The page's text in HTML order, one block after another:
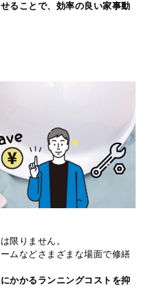
ることで、効率の良い家事動
限りません。
ムなどさまざまな場面で修繕
かかるランニングコストを抑